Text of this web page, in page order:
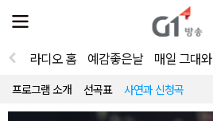
전
체
뉴
열
라디오 홈 예감좋은날 매일 그대와
프로그램 소개 선곡표 사연과 신청곡